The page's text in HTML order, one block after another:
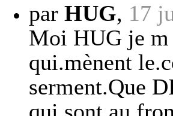
par HUG, 17
Moi HUG je m
qui.mènent
serment.Que